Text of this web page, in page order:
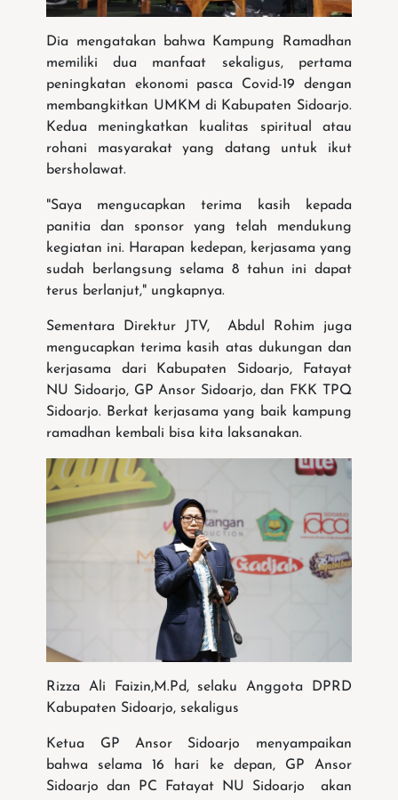
Dia mengatakan bahwa Kampung Ramadhan
memiliki dua manfaat sekaligus, pertama
peningkatan ekonomi pasca Covid-19 dengan
membangkitkan UMKM di Kabupaten Sidoarjo.
Kedua meningkatkan kualitas spiritual atau
rohani masyarakat yang datang untuk ikut
bersholawat.
"Saya mengucapkan terima kasih kepada
panitia dan sponsor yang telah mendukung
kegiatan ini. Harapan kedepan, kerjasama yang
sudah berlangsung selama 8 tahun ini dapat
terus berlanjut," ungkapnya.
Sementara Direktur JTV, Abdul Rohim juga
mengucapkan terima kasih atas dukungan dan
kerjasama dari Kabupaten Sidoarjo, Fatayat
NU Sidoarjo, GP Ansor Sidoarjo, dan FKK TPQ
Sidoarjo. Berkat kerjasama yang baik kampung
ramadhan kembali bisa kita laksanakan.
Rizza Ali Faizin,M.Pd, selaku Anggota DPRD
Kabupaten Sidoarjo, sekaligus
Ketua GP Ansor Sidoarjo menyampaikan
bahwa selama 16 hari ke depan, GP Ansor
Sidoarjo dan PC Fatayat NU Sidoarjo akan